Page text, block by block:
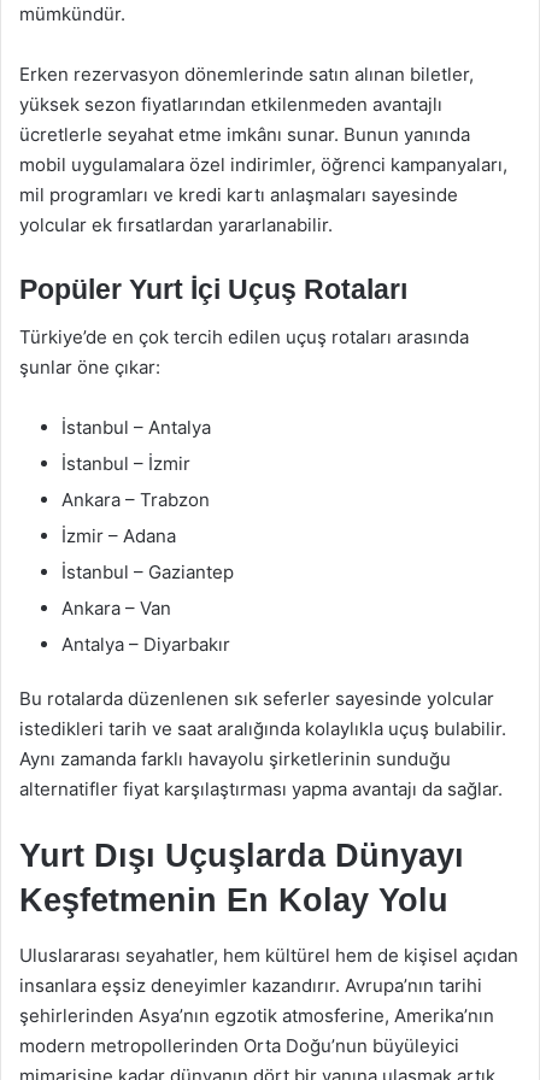
mümkündür.
Erken rezervasyon dönemlerinde satın alınan biletler,
yüksek sezon fiyatlarından etkilenmeden avantajlı
ücretlerle seyahat etme imkânı sunar. Bunun yanında
mobil uygulamalara özel indirimler, öğrenci kampanyaları,
mil programları ve kredi kartı anlaşmaları sayesinde
yolcular ek fırsatlardan yararlanabilir.
Popüler Yurt İçi Uçuş Rotaları
Türkiye’de en çok tercih edilen uçuş rotaları arasında
şunlar öne çıkar:
İstanbul – Antalya
İstanbul – İzmir
Ankara – Trabzon
İzmir – Adana
İstanbul – Gaziantep
Ankara – Van
Antalya – Diyarbakır
Bu rotalarda düzenlenen sık seferler sayesinde yolcular
istedikleri tarih ve saat aralığında kolaylıkla uçuş bulabilir.
Aynı zamanda farklı havayolu şirketlerinin sunduğu
alternatifler fiyat karşılaştırması yapma avantajı da sağlar.
Yurt Dışı Uçuşlarda Dünyayı
Keşfetmenin En Kolay Yolu
Uluslararası seyahatler, hem kültürel hem de kişisel açıdan
insanlara eşsiz deneyimler kazandırır. Avrupa’nın tarihi
şehirlerinden Asya’nın egzotik atmosferine, Amerika’nın
modern metropollerinden Orta Doğu’nun büyüleyici
mimarisine kadar dünyanın dört bir yanına ulaşmak artık